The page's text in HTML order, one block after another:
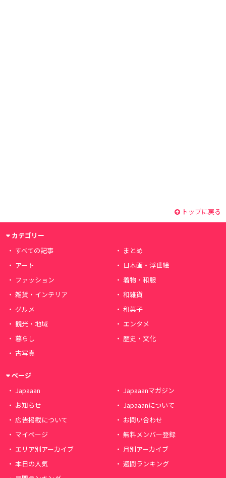
トップに戻る
カテゴリー
すべての記事
まとめ
アート
日本画・浮世絵
ファッション
着物・和服
雑貨・インテリア
和雑貨
グルメ
和菓子
観光・地域
エンタメ
暮らし
歴史・文化
古写真
ページ
Japaaan
Japaaanマガジン
お知らせ
Japaaanについて
広告掲載について
お問い合わせ
マイページ
無料メンバー登録
エリア別アーカイブ
月別アーカイブ
本日の人気
週間ランキング